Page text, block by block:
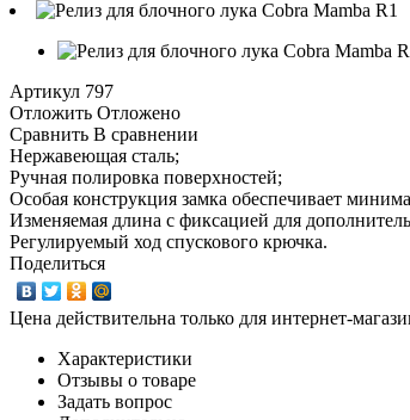
Артикул 797
Отложить Отложено
Сравнить В сравнении
Нержавеющая сталь;
Ручная полировка поверхностей;
Особая конструкция замка обеспечивает
Изменяемая длина с фиксацией для
Регулируемый ход спускового крючка.
Поделиться
Цена действительна только для интернет-
Характеристики
Отзывы о товаре
Задать вопрос